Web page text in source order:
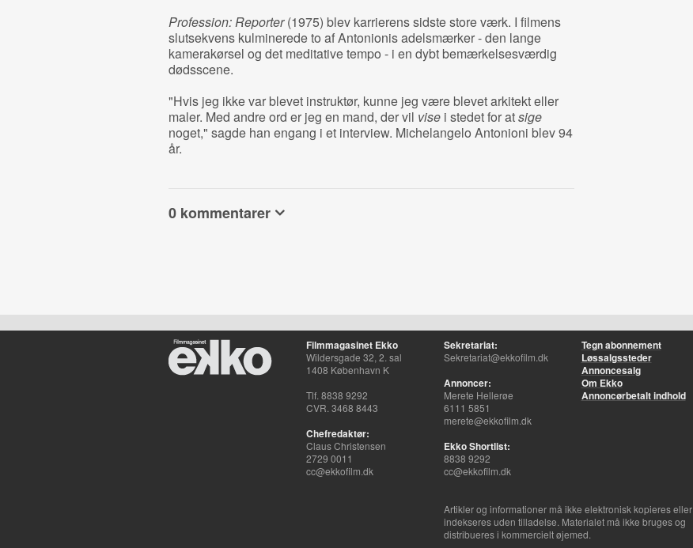
Profession: Reporter(1975) blev karrierens sidste store værk. I filmens
slutsekvens kulminerede to af Antonionis adelsmærker - den lange
kamerakørsel og det meditative tempo - i en dybt bemærkelsesværdig
dødsscene.
"Hvis jeg ikke var blevet instruktør, kunne jeg være blevet arkitekt eller
maler. Med andre ord er jeg en mand, der vil visei stedet for atsige
noget," sagde han engang i et interview. Michelangelo Antonioni blev 94
år.
0 kommentarer
Filmmagasinet Ekko
Wildersgade 32, 2. sal
1408 København K
Tlf. 8838 9292
CVR. 3468 8443
Chefredaktør:
Claus Christensen
2729 0011
cc@ekkofilm.dk
Sekretariat:
Sekretariat@ekkofilm.dk
Annoncer:
Merete Hellerøe
6111 5851
merete@ekkofilm.dk
Ekko Shortlist:
8838 9292
cc@ekkofilm.dk
Tegn abonnement
Løssalgssteder
Annoncesalg
Om Ekko
Annoncørbetalt indhold
Artikler og informationer må ikke elektronisk kopieres eller
indekseres uden tilladelse. Materialet må ikke bruges og
distribueres i kommercielt øjemed.